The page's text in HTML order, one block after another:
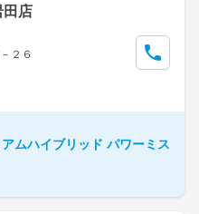
田店
２６
ムハイブリッド パワーミス